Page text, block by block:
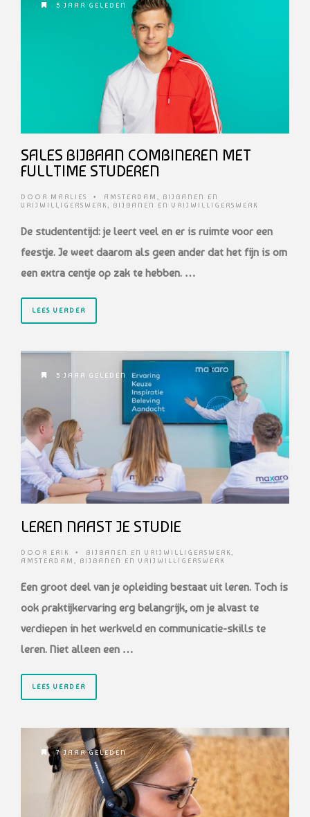
5 JAAR GELEDEN
SALES BIJBAAN COMBINEREN MET
FULLTIME STUDEREN
DOOR MARLIES • AMSTERDAM , BIJBANEN EN
VRIJWILLIGERSWERK, BIJBANEN EN VRIJWILLIGERSWERK
De studententijd: je leert veel en er is ruimte voor een
feestje. Je weet daarom als geen ander dat het fijn is om
een extra centje op zak te hebben. …
LEES VERDER
5 JAAR GELEDEN
LEREN NAAST JE STUDIE
DOOR ERIK • BIJBANEN EN VRIJWILLIGERSWERK,
AMSTERDAM , BIJBANEN EN VRIJWILLIGERSWERK
Een groot deel van je opleiding bestaat uit leren. Toch is
ook praktijkervaring erg belangrijk, om je alvast te
verdiepen in het werkveld en communicatie-skills te
leren. Niet alleen een …
LEES VERDER
7 JAAR GELEDEN